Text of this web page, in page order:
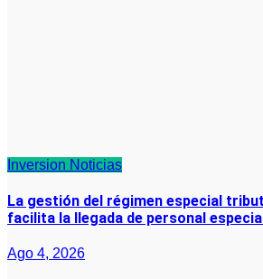
Inversion Noticias
La gestión del régimen especial
facilita la llegada de personal
Ago 4, 2026